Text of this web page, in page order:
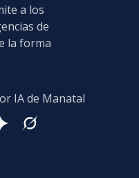
a los
de
la forma
IA de Manatal